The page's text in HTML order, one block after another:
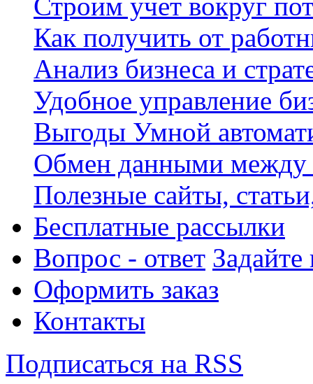
Как получить от
Анализ бизнеса и
Удобное управление
Выгоды Умной
Обмен данными между
Полезные сайты,
Бесплатные рассылки
Вопрос - ответ
Оформить заказ
Контакты
Подписаться на RSS